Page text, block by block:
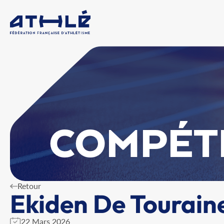
Retour
Ekiden De
22 Mars 2026